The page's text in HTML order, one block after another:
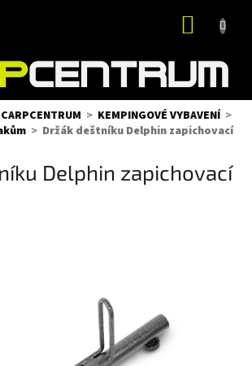
KEMPINGOVÉ VYBAVENÍ
Držák deštníku Delphin zapichovací
Delphin zapichovací